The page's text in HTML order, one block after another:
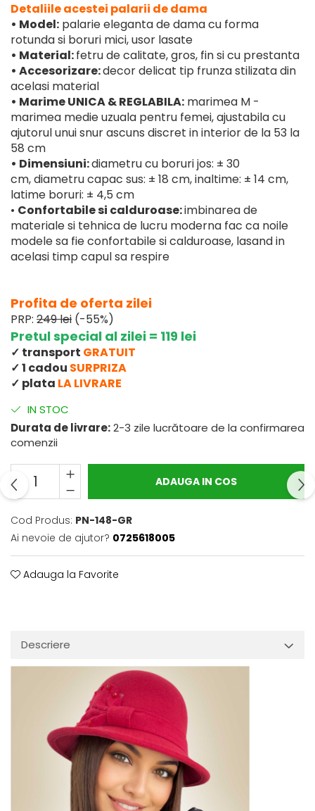
Detaliile acestei palarii de dama
• Model: palarie eleganta de dama cu forma
rotunda si boruri mici, usor lasate
• Material:fetru de calitate, gros, fin si cu prestanta
• Accesorizare:decor delicat tip frunza stilizata din
acelasi material
• Marime UNICA & REGLABILA: marimea M -
marimea medie uzuala pentru femei, ajustabila cu
ajutorul unui snur ascuns discret in interior de la 53 la
58 cm
• Dimensiuni:diametru cu boruri jos: ± 30
cm, diametru capac sus: ± 18 cm, inaltime: ± 14 cm,
latime boruri: ± 4,5 cm
• Confortabile si calduroase:imbinarea de
materiale si tehnica de lucru moderna fac ca noile
modele sa fie confortabile si calduroase, lasand in
acelasi timp capul sa respire
Profita de oferta zilei
PRP: 249 lei (-55%)
Pretul special al zilei = 119 lei
✓ transport GRATUIT
✓ 1 cadou SURPRIZA
✓ plata LA LIVRARE
IN STOC
Durata de livrare:2-3 zile lucrătoare de la confirmarea
comenzii
ADAUGA IN COS
Cod Produs: PN-148-GR
Ai nevoie de ajutor? 0725618005
Adauga la Favorite
Descriere